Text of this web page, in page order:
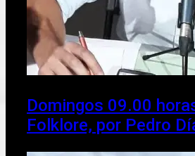
Domingos 09.00
Folklore, por Pedro